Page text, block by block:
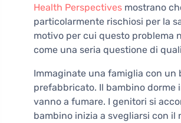
Health Perspectives mostrano
particolarmente rischiosi per la
motivo per cui questo problema
come una seria questione di
Immaginate una famiglia con
prefabbricato. Il bambino dorme
vanno a fumare. I genitori si
bambino inizia a svegliarsi con il